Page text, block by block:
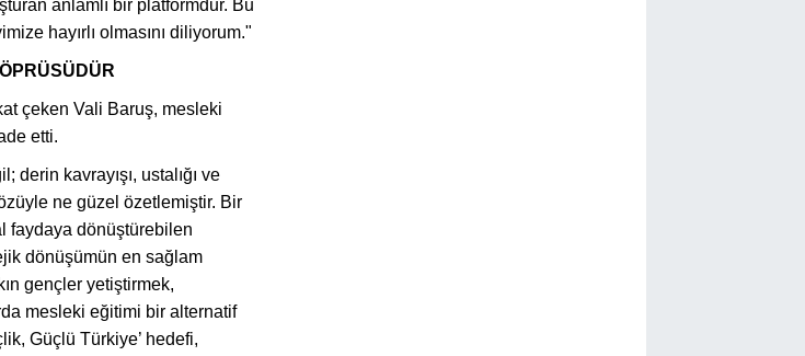
anlamlı bir platformdur. Bu
hayırlı olmasını diliyorum."
çeken Vali Baruş, mesleki
etti.
kavrayışı, ustalığı ve
ne güzel özetlemiştir. Bir
faydaya dönüştürebilen
dönüşümün en sağlam
gençler yetiştirmek,
mesleki eğitimi bir alternatif
Güçlü Türkiye’ hedefi,